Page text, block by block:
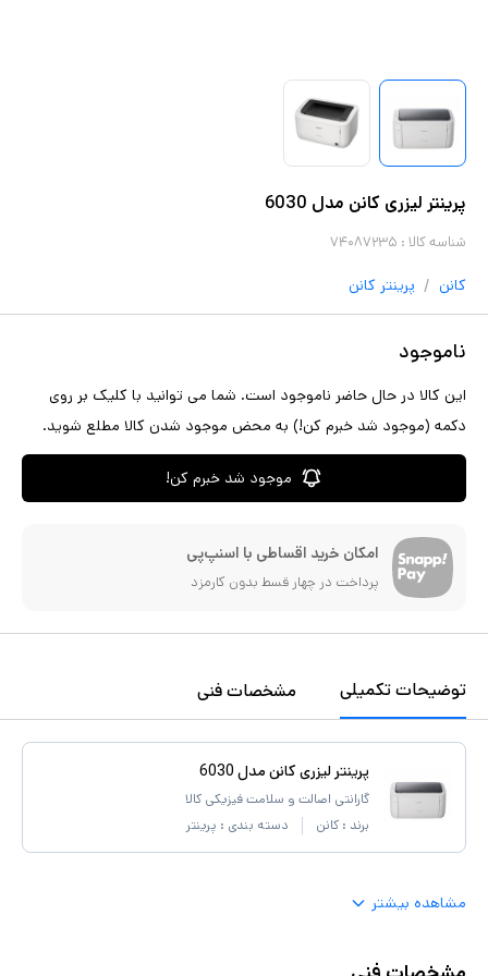
پرینتر لیزری کانن مدل 6030
شناسه کالا : ۷۴۰۸۷۲۳۵
کانن / پرینتر کانن
ناموجود
این کالا در حال حاضر ناموجود است. شما می توانید با کلیک بر روی
دکمه (موجود شد خبرم کن!) به محض موجود شدن کالا مطلع شوید.
موجود شد خبرم کن!
امکان خرید اقساطی با اسنپ‌پی
پرداخت در چهار قسط بدون کارمزد
توضیحات تکمیلی مشخصات فنی
پرینتر لیزری کانن مدل 6030
گارانتی اصالت و سلامت فیزیکی کالا
برند : کانن دسته بندی : پرینتر
مشاهده بیشتر